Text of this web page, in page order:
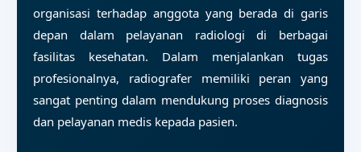
organisasi terhadap anggota yang berada di garis
depan dalam pelayanan radiologi di berbagai
fasilitas kesehatan. Dalam menjalankan tugas
profesionalnya, radiografer memiliki peran yang
sangat penting dalam mendukung proses diagnosis
dan pelayanan medis kepada pasien.